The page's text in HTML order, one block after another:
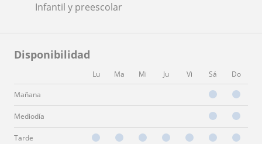
Infantil y preescolar
Disponibilidad
Lu Ma Mi Ju Vi Sá Do
Mañana
Mediodía
Tarde